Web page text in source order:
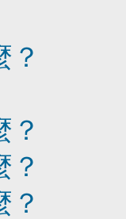
？
？
？
？